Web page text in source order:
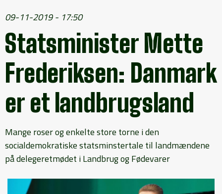
09-11-2019 - 17:50
Statsminister Mette
Frederiksen: Danmark
er et landbrugsland
Mange roser og enkelte store torne i den
socialdemokratiske statsminstertale til landmændene
på delegeretmødet i Landbrug og Fødevarer